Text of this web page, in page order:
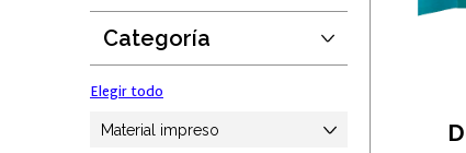
Antiestrés
Herramientas
Hogar
Hasta:190889
Guardar
Categoría
Elegir todo
Material impreso